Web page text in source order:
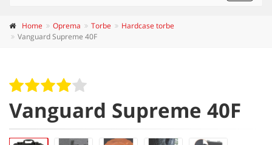
Home Oprema Torbe
Hardcase torbe
Vanguard Supreme 40F
Vanguard Supreme 40F